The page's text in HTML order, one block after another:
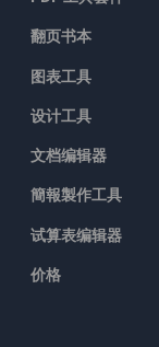
翻页书本
图表工具
设计工具
文档编辑器
簡報製作工具
试算表编辑器
价格